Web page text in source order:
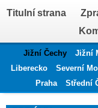
Titulní strana
Jižní Čechy Jižní
Liberecko
Severní
Praha
Střední